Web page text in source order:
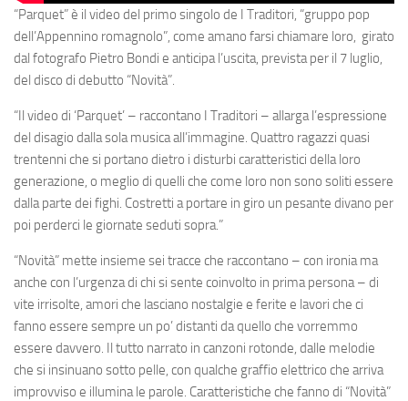
“Parquet” è il video del primo singolo de I Traditori, “gruppo pop
dell’Appennino romagnolo”, come amano farsi chiamare loro, girato
dal fotografo Pietro Bondi e anticipa l’uscita, prevista per il 7 luglio,
del disco di debutto “Novità”.
“Il video di ‘Parquet’ – raccontano I Traditori – allarga l’espressione
del disagio dalla sola musica all’immagine. Quattro ragazzi quasi
trentenni che si portano dietro i disturbi caratteristici della loro
generazione, o meglio di quelli che come loro non sono soliti essere
dalla parte dei fighi. Costretti a portare in giro un pesante divano per
poi perderci le giornate seduti sopra.”
“Novità” mette insieme sei tracce che raccontano – con ironia ma
anche con l’urgenza di chi si sente coinvolto in prima persona – di
vite irrisolte, amori che lasciano nostalgie e ferite e lavori che ci
fanno essere sempre un po’ distanti da quello che vorremmo
essere davvero. Il tutto narrato in canzoni rotonde, dalle melodie
che si insinuano sotto pelle, con qualche graffio elettrico che arriva
improvviso e illumina le parole. Caratteristiche che fanno di “Novità”